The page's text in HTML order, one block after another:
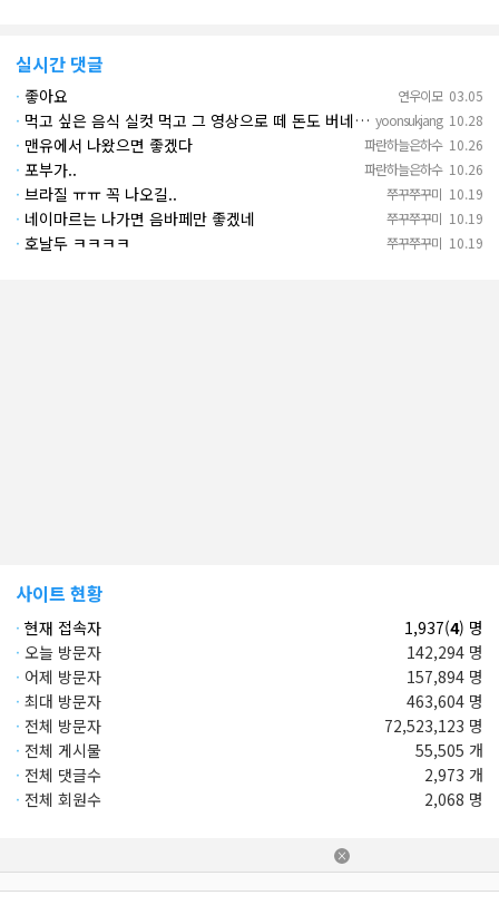
×
실시간 댓글
연우이모 03.05
· 좋아요
yoonsukjang 10.28
· 먹고 싶은 음식 실컷 먹고 그 영상으로 떼 돈도 버네 ㄷㄷ. 하고 싶은 것만 하고 부자되네.
파란하늘은하수 10.26
· 맨유에서 나왔으면 좋겠다
파란하늘은하수 10.26
· 포부가..
쭈꾸쭈꾸미 10.19
· 브라질 ㅠㅠ 꼭 나오길..
쭈꾸쭈꾸미 10.19
· 네이마르는 나가면 음바페만 좋겠네
쭈꾸쭈꾸미 10.19
· 호날두 ㅋㅋㅋㅋ
사이트 현황
· 현재 접속자 1,937(4) 명
· 오늘 방문자
142,294 명
· 어제 방문자
157,894 명
· 최대 방문자
463,604 명
· 전체 방문자
72,523,123 명
· 전체 게시물
55,505 개
· 전체 댓글수
2,973 개
· 전체 회원수 2,068 명